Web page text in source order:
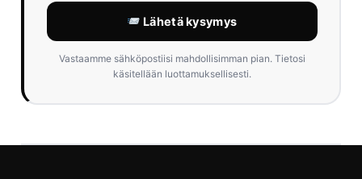
Lähetä kysymys
Vastaamme sähköpostiisi mahdollisimman pian. Tietosi
käsitellään luottamuksellisesti.